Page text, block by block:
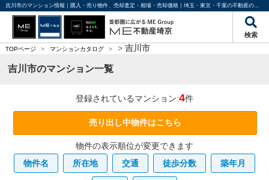
吉川市のマンション情報｜購入・売り物件、売却査定・相場・売却価格｜埼玉・東京・千葉の不動産のことならME不動産埼京
検索
TOPページ > マンションカタログ > > 吉川市
吉川市のマンション一覧
登録されているマンション:4件
売り出し中物件はこちら
物件の表示順位が変更できます
物件名
所在地 交通 徒歩分数 築年月